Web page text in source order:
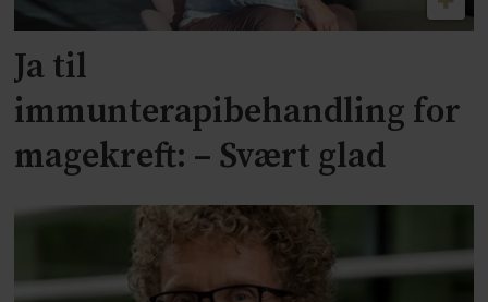
Ja til
immunterapibehandling for
magekreft: – Svært glad